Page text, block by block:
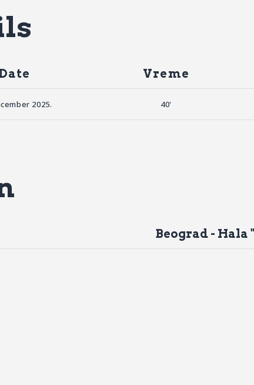
Date Vreme
2025. 40'
Beograd -